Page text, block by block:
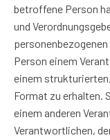
betroffene Person
und
Person einem
einem
Format zu erhalten.
einem anderen
Verantwortlichen,